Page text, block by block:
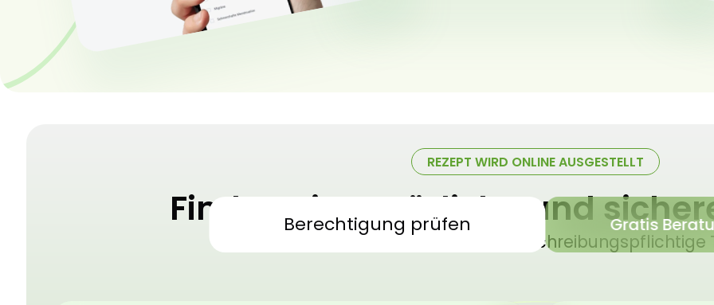
REZEPT WIRD ONLINE AUSGESTELLT
Finden Sie natürliche und
Medizinisches Cannabis – verschreibungspflichtige
Berechtigung prüfen Gratis